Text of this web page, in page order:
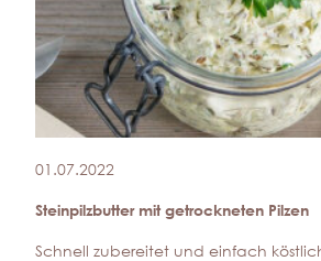
01.07.2022
Steinpilzbutter mit getrockneten Pilzen
Schnell zubereitet und einfach